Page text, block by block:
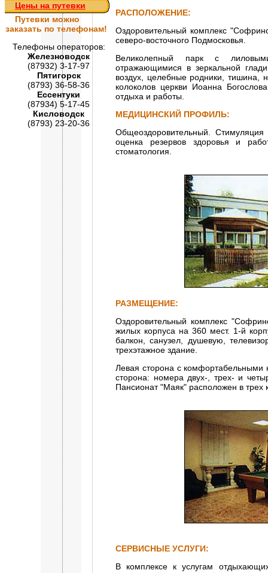
Цены на путевки
Путевки можно
заказать по телефонам!
Телефоны операторов:
Железноводск
(87932) 3-17-97
Пятигорск
(8793) 36-58-36
Ессентуки
(87934) 5-17-45
Кисловодск
(8793) 23-20-36
РАСПОЛОЖЕНИЕ:
Оздоровительный комплекс
северо-восточного Подмосковья.
Великолепный парк с
отражающимися в зеркальной
воздух, целебные родники,
колоколов церкви Иоанна
отдыха и работы.
МЕДИЦИНСКИЙ ПРОФИЛЬ:
Общеоздоровительный. Стимуляция
оценка резервов здоровья и
стоматология.
РАЗМЕЩЕНИЕ:
Оздоровительный комплекс
жилых корпуса на 360 мест. 1-й
балкон, санузел, душевую,
трехэтажное здание.
Левая сторона с
сторона: номера двух-, трех- и
Пансионат "Маяк" расположен в трех
СЕРВИСНЫЕ УСЛУГИ:
В комплексе к услугам